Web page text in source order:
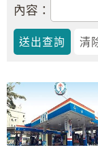
內容：